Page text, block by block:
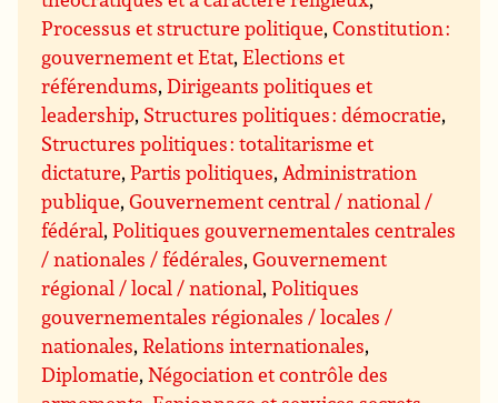
Processus et structure politique,Constitution :
gouvernement et Etat,Elections et
référendums,Dirigeants politiques et
leadership, Structures politiques : démocratie,
Structures politiques : totalitarisme et
dictature,Partis politiques,Administration
publique,Gouvernement central / national /
fédéral,Politiques gouvernementales centrales
/ nationales / fédérales,Gouvernement
régional / local / national,Politiques
gouvernementales régionales / locales /
nationales,Relations internationales,
Diplomatie,Négociation et contrôle des